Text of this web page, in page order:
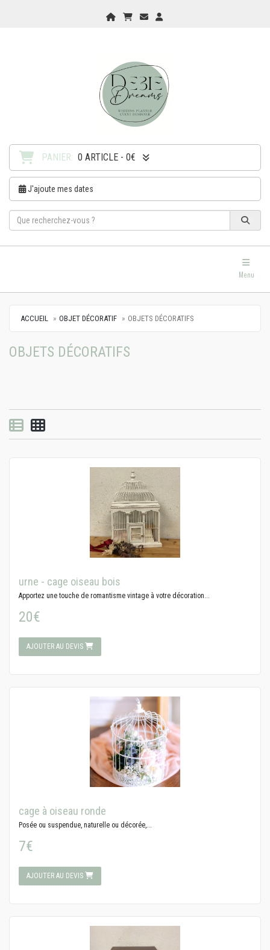
Home Mon Panier
Checkout
PANIER: 0 ARTICLE - 0€
J'ajoute mes dates
Toggle
Menu
ACCUEIL OBJET DÉCORATIF OBJETS DÉCORATIFS
OBJETS DÉCORATIFS
Vue par liste
Vue par grille
urne - cage oiseau bois
Apportez une touche de romantisme vintage à votre décoration...
20€
AJOUTER AU DEVIS
cage à oiseau ronde
Posée ou suspendue, naturelle ou décorée,...
7€
AJOUTER AU DEVIS